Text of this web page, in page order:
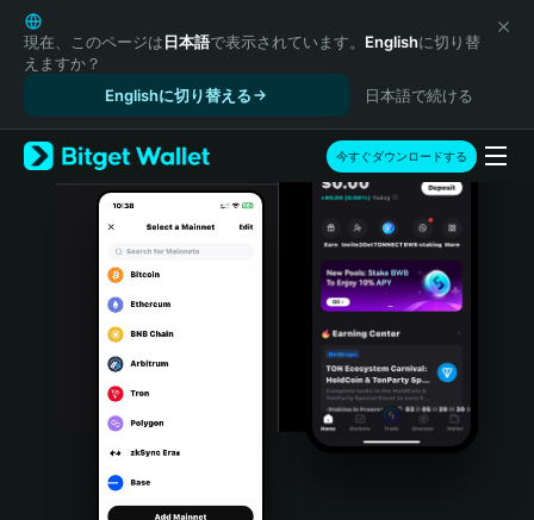
English
日本語
Tiếng Việt
Español (Latinoamérica)
Türkçe
Italiano
Português (Portugal)
Bahasa Indonesia
Português (Brasil)
現在、このページは日本語で表示されています。 Englishに切り替
えますか？
Englishに切り替える
日本語で続ける
今すぐダウンロードする